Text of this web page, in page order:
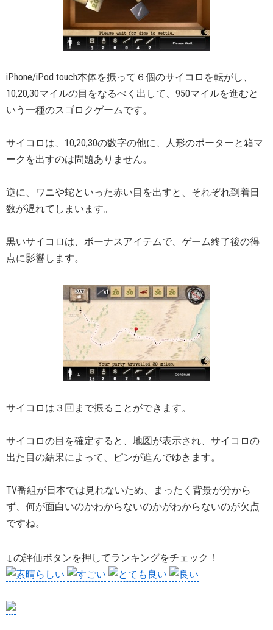
iPhone/iPod touch本体を振って６個のサイコロを転がし、
10,20,30マイルの目をなるべく出して、950マイルを進むと
いう一種のスゴロクゲームです。
サイコロは、10,20,30の数字の他に、人形のポーターと箱マ
ークを出すのは問題ありません。
逆に、ワニや蛇といった赤い目を出すと、それぞれ到着日
数が遅れてしまいます。
黒いサイコロは、ボーナスアイテムで、ゲーム終了後の得
点に影響します。
サイコロは３回まで振ることができます。
サイコロの目を確定すると、地図が表示され、サイコロの
出た目の結果によって、ピンが進んでゆきます。
TV番組が日本では見れないため、まったく背景が分から
ず、何が面白いのかわからないのかがわからないのが欠点
ですね。
↓の評価ボタンを押してランキングをチェック！